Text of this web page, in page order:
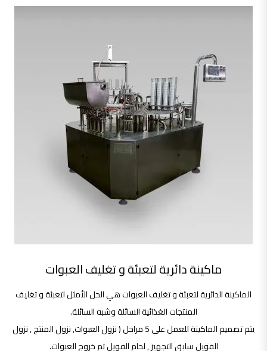
ماكينة دائرية لتعبئة و تغليف العبوات
الماكينة الدائرية لتعبئة و تغليف العبوات هي الحل الأمثل لتعبئة و تغليف
المنتجات الغذائية السائلة وشبه السائلة.
يتم تصميم الماكينة للعمل على 5 مراحل ( نزول العبوات, نزول المنتج , نزول
الفويل سابق التجهيز , لحام الفويل ثم خروج العبوات.